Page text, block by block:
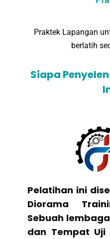
Praktek Lapangan
berlatih
Siapa
Pelatihan ini
Diorama
Sebuah
dan Tempat Uji